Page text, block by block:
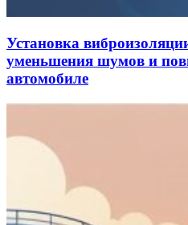
Установка
уменьшения шумов и
автомобиле